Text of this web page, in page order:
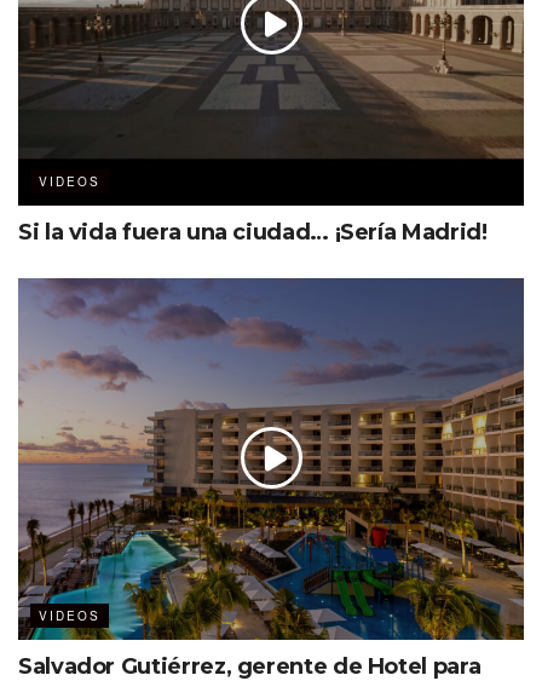
VIDEOS
Si la vida fuera una ciudad… ¡Sería Madrid!
VIDEOS
Salvador Gutiérrez, gerente de Hotel para